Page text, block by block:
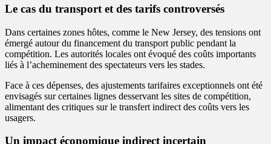
Le cas du transport et des tarifs controversés
Dans certaines zones hôtes, comme le New Jersey, des tensions ont
émergé autour du financement du transport public pendant la
compétition. Les autorités locales ont évoqué des coûts importants
liés à l’acheminement des spectateurs vers les stades.
Face à ces dépenses, des ajustements tarifaires exceptionnels ont été
envisagés sur certaines lignes desservant les sites de compétition,
alimentant des critiques sur le transfert indirect des coûts vers les
usagers.
Un impact économique indirect incertain